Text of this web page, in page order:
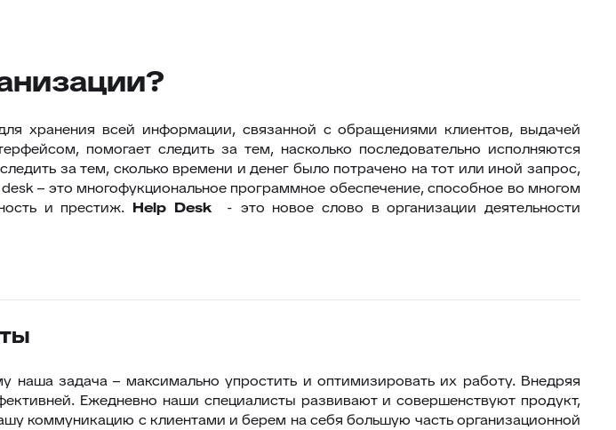
хранения всей информации, связанной с обращениями клиентов, выдачей
помогает следить за тем, насколько последовательно исполняются
за тем, сколько времени и денег было потрачено на тот или иной запрос,
– это многофукциональное программное обеспечение, способное во многом
и престиж. Help Desk- это новое слово в организации деятельности
наша задача – максимально упростить и оптимизировать их работу. Внедряя
Ежедневно наши специалисты развивают и совершенствуют продукт,
коммуникацию с клиентами и берем на себя большую часть организационной